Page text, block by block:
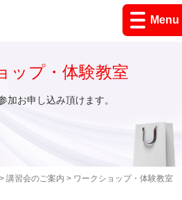
Menu
講習会のご案内 > ワークショップ・体験教室
ップ・体験教室
加お申し込み頂けます。